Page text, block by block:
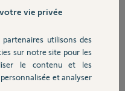
vie privée
utilisons des
sur notre site pour les
le contenu et les
et analyser